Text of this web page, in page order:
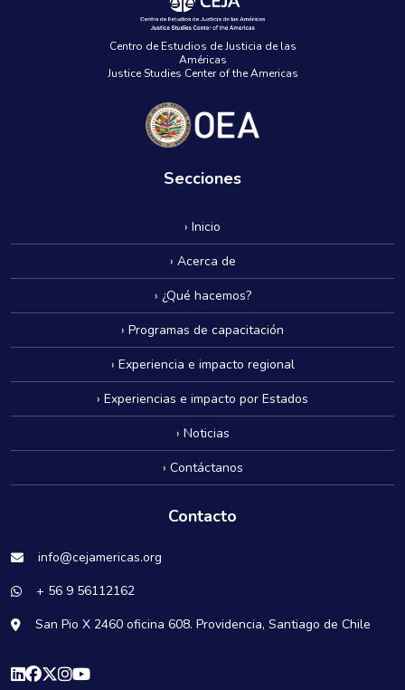
Centro de Estudios de Justicia de las
Américas
Justice Studies Center of the Americas
Secciones
› Inicio
› Acerca de
› ¿Qué hacemos?
› Programas de capacitación
› Experiencia e impacto regional
› Experiencias e impacto por Estados
› Noticias
› Contáctanos
Contacto
info@cejamericas.org
+ 56 9 56112162
San Pio X 2460 oficina 608. Providencia, Santiago de Chile